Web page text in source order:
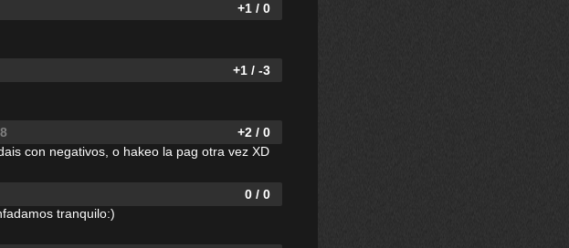
+1 / 0
+1 / -3
+2 / 0
con negativos, o hakeo la pag otra vez XD
0 / 0
tranquilo:)